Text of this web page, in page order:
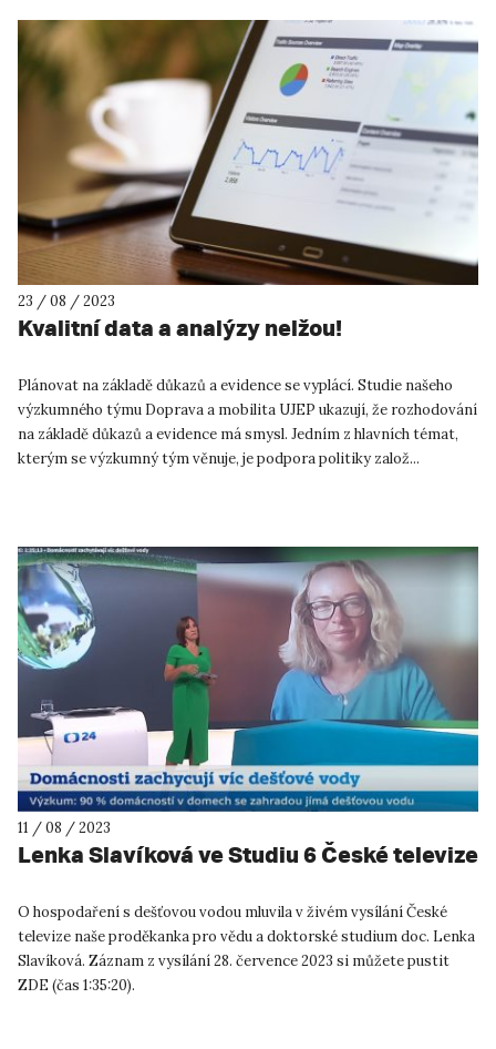
23 / 08 / 2023
Kvalitní data a analýzy nelžou!
Plánovat na základě důkazů a evidence se vyplácí. Studie našeho
výzkumného týmu Doprava a mobilita UJEP ukazují, že rozhodování
na základě důkazů a evidence má smysl. Jedním z hlavních témat,
kterým se výzkumný tým věnuje, je podpora politiky založ...
11 / 08 / 2023
Lenka Slavíková ve Studiu 6 České televize
O hospodaření s dešťovou vodou mluvila v živém vysílání České
televize naše proděkanka pro vědu a doktorské studium doc. Lenka
Slavíková. Záznam z vysílání 28. července 2023 si můžete pustit
ZDE (čas 1:35:20).